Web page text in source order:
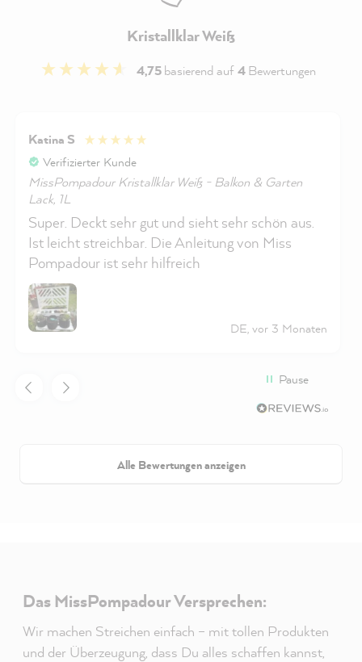
Kristallklar Weiß
4,75basierend auf4Bewertungen
Katina S
Verifizierter Kunde
MissPompadour Kristallklar Weiß - Balkon & Garten
Lack, 1L
Super. Deckt sehr gut und sieht sehr schön aus.
Ist leicht streichbar. Die Anleitung von Miss
Pompadour ist sehr hilfreich
DE, vor 3 Monaten
Pause
Alle Bewertungen anzeigen
Das MissPompadour Versprechen:
Wir machen Streichen einfach – mit tollen Produkten
und der Überzeugung, dass Du alles schaffen kannst,